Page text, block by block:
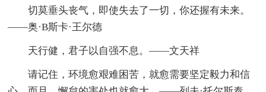
切莫垂头丧气，即使失去了一切，你还握有未来。
——奥·B斯卡·王尔德
天行健，君子以自强不息。——文天祥
请记住，环境愈艰难困苦，就愈需要坚定毅力和信